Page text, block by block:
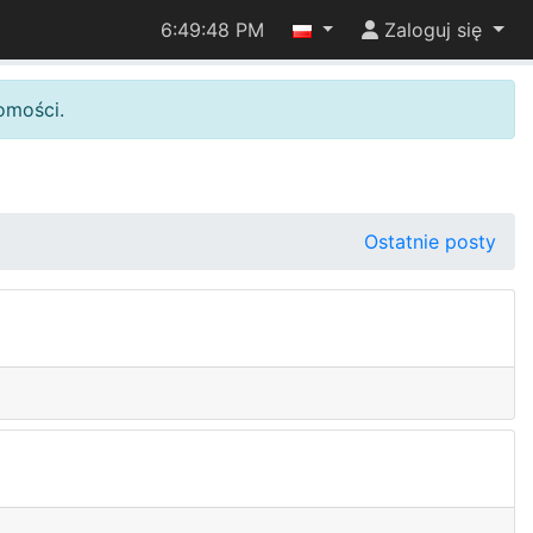
6:49:48 PM Zaloguj się
Ostatnie posty